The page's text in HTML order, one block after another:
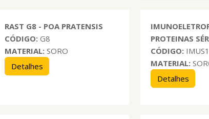
RAST G8 - POA PRATENSIS
CÓDIGO:G8
MATERIAL: SORO
Detalhes
PROTEINAS
CÓDIGO: IMUS1
MATERIAL:
Detalhes